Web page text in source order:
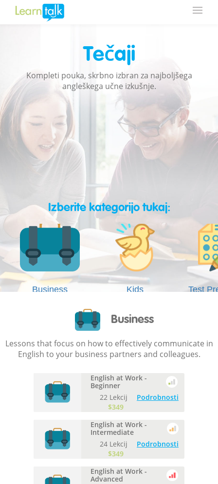
Tečaji
Kompleti pouka, skrbno izbran za najboljšega
angleškega učne izkušnje.
Izberite kategorijo tukaj:
Business Kids Test
Business
Lessons that focus on how to effectively communicate in
English to your business partners and colleagues.
English at Work -
Beginner
22 Lekcij
$349
Podrobnosti
English at Work -
Intermediate
24 Lekcij
$349
Podrobnosti
English at Work -
Advanced